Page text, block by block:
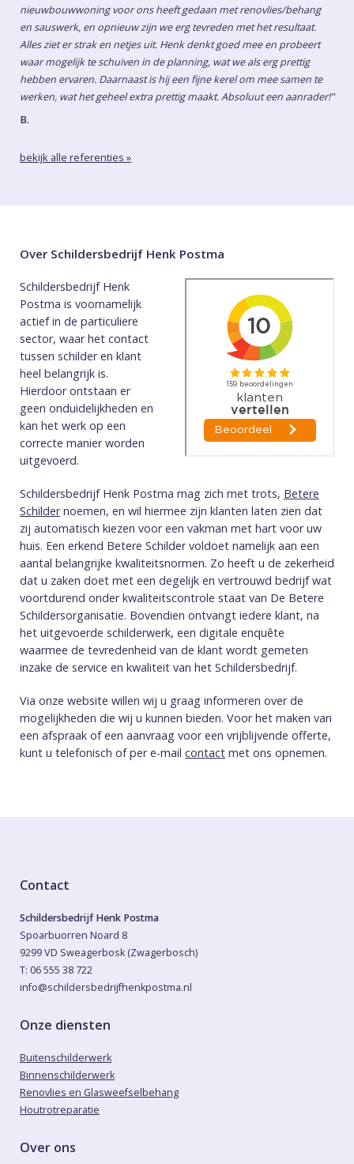
nieuwbouwwoning voor ons heeft gedaan met renovlies/behang
en sauswerk, en opnieuw zijn we erg tevreden met het resultaat.
Alles ziet er strak en netjes uit. Henk denkt goed mee en probeert
waar mogelijk te schuiven in de planning, wat we als erg prettig
hebben ervaren. Daarnaast is hij een fijne kerel om mee samen te
werken, wat het geheel extra prettig maakt. Absoluut een aanrader!"
B.
bekijk alle referenties »
Over Schildersbedrijf Henk Postma
Schildersbedrijf Henk
Postma is voornamelijk
actief in de particuliere
sector, waar het contact
tussen schilder en klant
heel belangrijk is.
Hierdoor ontstaan er
geen onduidelijkheden en
kan het werk op een
correcte manier worden
uitgevoerd.
Schildersbedrijf Henk Postma mag zich met trots, Betere
Schildernoemen, en wil hiermee zijn klanten laten zien dat
zij automatisch kiezen voor een vakman met hart voor uw
huis. Een erkend Betere Schilder voldoet namelijk aan een
aantal belangrijke kwaliteitsnormen. Zo heeft u de zekerheid
dat u zaken doet met een degelijk en vertrouwd bedrijf wat
voortdurend onder kwaliteitscontrole staat van De Betere
Schildersorganisatie. Bovendien ontvangt iedere klant, na
het uitgevoerde schilderwerk, een digitale enquête
waarmee de tevredenheid van de klant wordt gemeten
inzake de service en kwaliteit van het Schildersbedrijf.
Via onze website willen wij u graag informeren over de
mogelijkheden die wij u kunnen bieden. Voor het maken van
een afspraak of een aanvraag voor een vrijblijvende offerte,
kunt u telefonisch of per e-mail contact met ons opnemen.
Contact
Schildersbedrijf Henk Postma
Spoarbuorren Noard 8
9299 VD Sweagerbosk (Zwagerbosch)
T: 06 555 38 722
info@schildersbedrijfhenkpostma.nl
Onze diensten
Buitenschilderwerk
Binnenschilderwerk
Renovlies en Glasweefselbehang
Houtrotreparatie
Over ons